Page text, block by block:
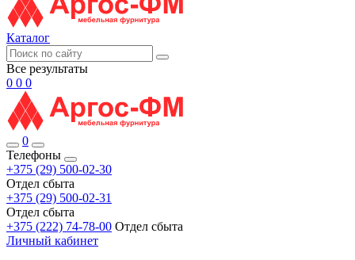
Каталог
Все результаты
0 0 0
0
Телефоны
+375 (29) 500-02-30
Отдел сбыта
+375 (29) 500-02-31
Отдел сбыта
+375 (222) 74-78-00 Отдел сбыта
Личный кабинет